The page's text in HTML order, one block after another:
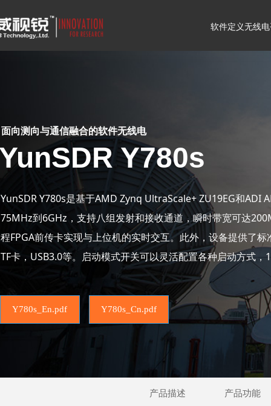
软件定义无线
YunSDR Y780s是基于AMD Zynq UltraScale+ ZU19EG和ADI
75MHz到6GHz，支持八组发射和接收通道，瞬时带宽可达
程FPGA前传卡实现与上位机的实时交互。此外，设备提供了
TF卡，USB3.0等。启动模式开关可以灵活配置各种启动方式，
Y780s
Y780s_En.pdf
面向测向与通信融合的软件无线电
Y780s_Cn.pdf
产品描述 产品功能